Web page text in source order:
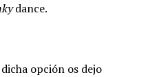
dance.
opción os dejo